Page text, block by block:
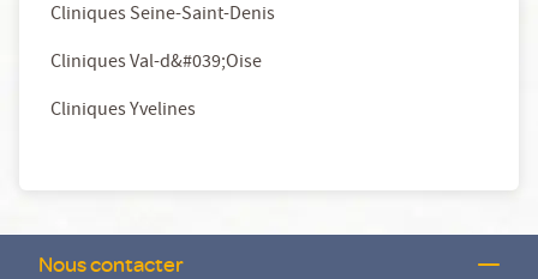
Cliniques Seine-Saint-Denis
Cliniques Val-d&#039;Oise
Cliniques Yvelines
Nous contacter